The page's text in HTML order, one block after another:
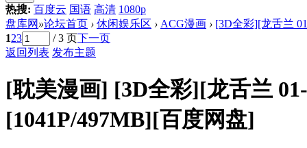
热搜: 百度云 国语 高清 1080p
盘库网 »论坛首页 › 休闲娱乐区 › ACG漫画 › [3D全彩][龙舌兰
123 / 3 页下一页
返回列表 发布主题
[耽美漫画] [3D全彩][龙舌兰
[1041P/497MB][百度网盘]